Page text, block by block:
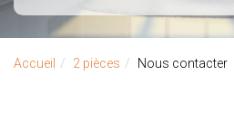
Accueil 2 pièces Nous contacter